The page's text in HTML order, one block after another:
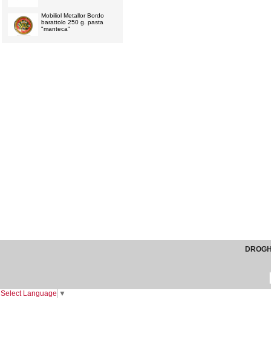
Mobiliol Metallor Bordo
barattolo 250 g. pasta
"manteca"
Select Language ▼